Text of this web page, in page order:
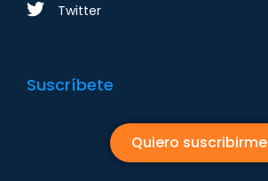
Twitter
Suscríbete
Quiero suscribirme